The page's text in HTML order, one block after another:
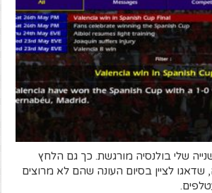
שלי בולנסיה מורגשת. כך גם הלחץ
לציין בסיום העונה שהם לא מרוצים